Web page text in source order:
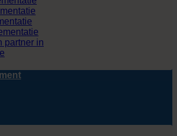
partner in